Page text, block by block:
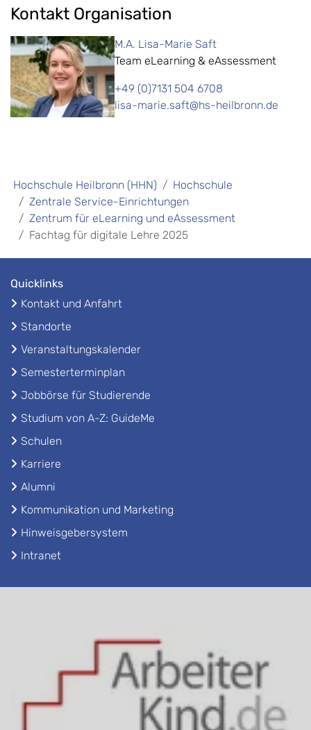
Kontakt Organisation
M.A. Lisa-Marie Saft
Team eLearning & ​eAssessment
+49 (0)7131 504 6708
lisa-marie.saft@hs-heilbronn.de
Hochschule Heilbronn (HHN)
Hochschule
Zentrale Service-Einrichtungen
Zentrum für eLearning und eAssessment
Fachtag für digitale Lehre 2025
Quicklinks
Kontakt und Anfahrt
Standorte
Veranstaltungskalender
Semesterterminplan
Jobbörse für Studierende
Studium von A-Z: GuideMe
Schulen
Karriere
Alumni
Kommunikation und Marketing
Hinweisgebersystem
Intranet